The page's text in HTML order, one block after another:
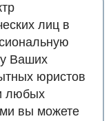
лиц в
Ваших
юристов
любых
вы можете